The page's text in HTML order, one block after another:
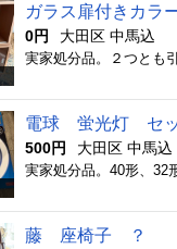
ガラス扉付きカラ
0円 大田区 中馬込
実家処分品。２つとも
電球 蛍光灯 セ
500円 大田区 中馬込
藤 座椅子 ？